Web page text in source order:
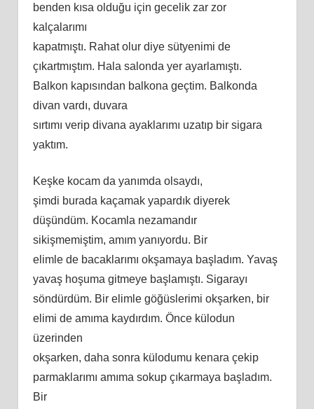
benden kısa olduğu için gecelik zar zor
kalçalarımı
kapatmıştı. Rahat olur diye sütyenimi de
çıkartmıştım. Hala salonda yer ayarlamıştı.
Balkon kapısından balkona geçtim. Balkonda
divan vardı, duvara
sırtımı verip divana ayaklarımı uzatıp bir sigara
yaktım.
Keşke kocam da yanımda olsaydı,
şimdi burada kaçamak yapardık diyerek
düşündüm. Kocamla nezamandır
sikişmemiştim, amım yanıyordu. Bir
elimle de bacaklarımı okşamaya başladım. Yavaş
yavaş hoşuma gitmeye başlamıştı. Sigarayı
söndürdüm. Bir elimle göğüslerimi okşarken, bir
elimi de amıma kaydırdım. Önce külodun
üzerinden
okşarken, daha sonra külodumu kenara çekip
parmaklarımı amıma sokup çıkarmaya başladım.
Bir